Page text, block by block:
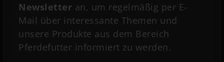
Zum Produkt
Newsletter an, um regelmäßig per E-
Mail über interessante Themen und
unsere Produkte aus dem Bereich
Pferdefutter informiert zu werden.